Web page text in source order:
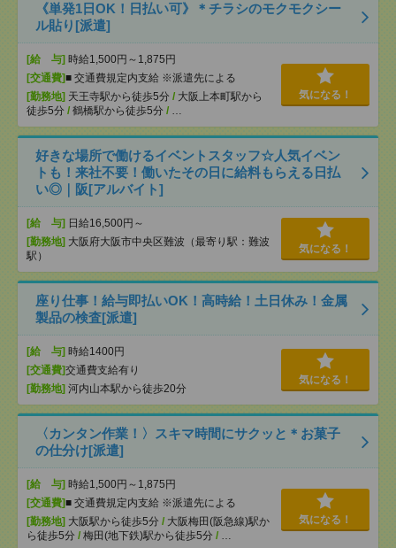
《単発1日OK！日払い可》＊チラシのモクモクシー
ル貼り[派遣]
[給 与] 時給1,500円～1,875円
[交通費]■ 交通費規定内支給 ※派遣先による
[勤務地] 天王寺駅から徒歩5分 / 大阪上本町駅から
徒歩5分 / 鶴橋駅から徒歩5分 / …
気になる！
好きな場所で働けるイベントスタッフ☆人気イベン
トも！来社不要！働いたその日に給料もらえる日払
い◎｜阪[アルバイト]
[給 与] 日給16,500円～
[勤務地] 大阪府大阪市中央区難波（最寄り駅：難波
駅）
気になる！
座り仕事！給与即払いOK！高時給！土日休み！金属
製品の検査[派遣]
[給 与] 時給1400円
[交通費]交通費支給有り
[勤務地] 河内山本駅から徒歩20分
気になる！
〈カンタン作業！〉スキマ時間にサクッと＊お菓子
の仕分け[派遣]
[給 与] 時給1,500円～1,875円
[交通費]■ 交通費規定内支給 ※派遣先による
[勤務地] 大阪駅から徒歩5分 / 大阪梅田(阪急線)駅か
ら徒歩5分 / 梅田(地下鉄)駅から徒歩5分 / …
気になる！